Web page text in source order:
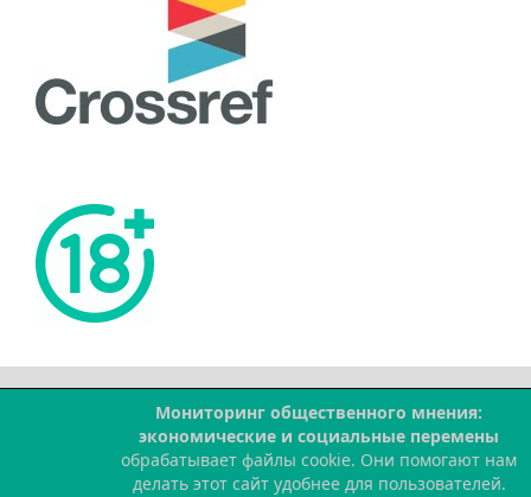
Мониторинг общественного мнения:
экономические и социальные перемены
обрабатывает файлы cookie. Они помогают нам
делать этот сайт удобнее для пользователей.